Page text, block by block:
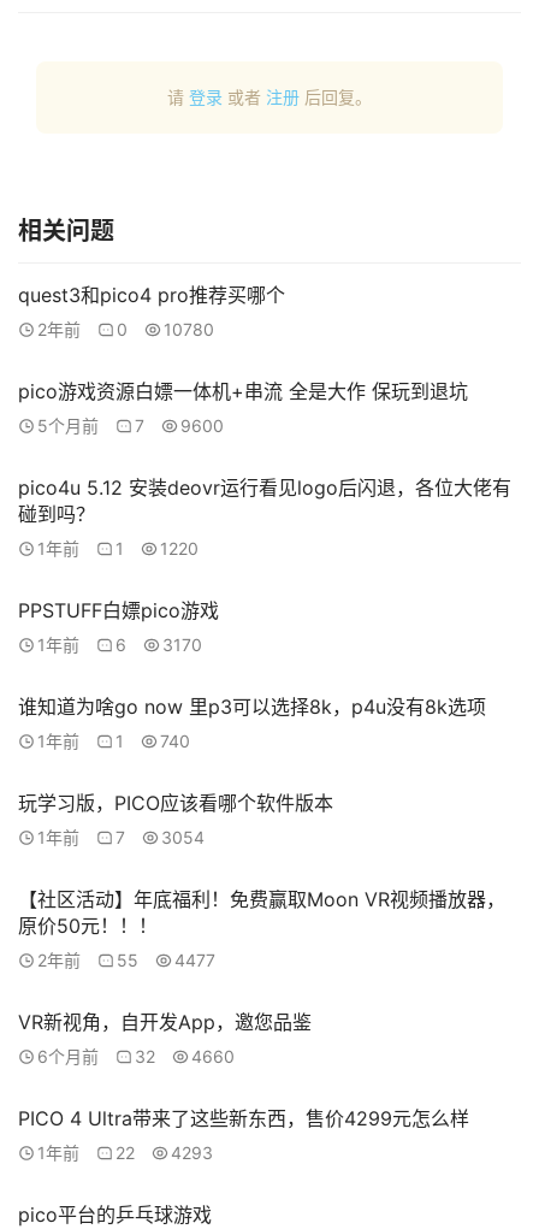
下
V
坛
社
请 登录 或者 注册 后回复。
相关问题
quest3和pico4 pro推荐买哪个
2年前 0 10780
pico游戏资源白嫖一体机+串流 全是大作 保玩到退坑
5个月前 7 9600
pico4u 5.12 安装deovr运行看见logo后闪退，各位大佬有
碰到吗？
1年前 1 1220
PPSTUFF白嫖pico游戏
1年前 6 3170
谁知道为啥go now 里p3可以选择8k，p4u没有8k选项
1年前 1 740
玩学习版，PICO应该看哪个软件版本
1年前 7 3054
【社区活动】年底福利！免费赢取Moon VR视频播放器，
原价50元！！！
2年前 55 4477
VR新视角，自开发App，邀您品鉴
6个月前 32 4660
PICO 4 Ultra带来了这些新东西，售价4299元怎么样
1年前 22 4293
pico平台的乒乓球游戏